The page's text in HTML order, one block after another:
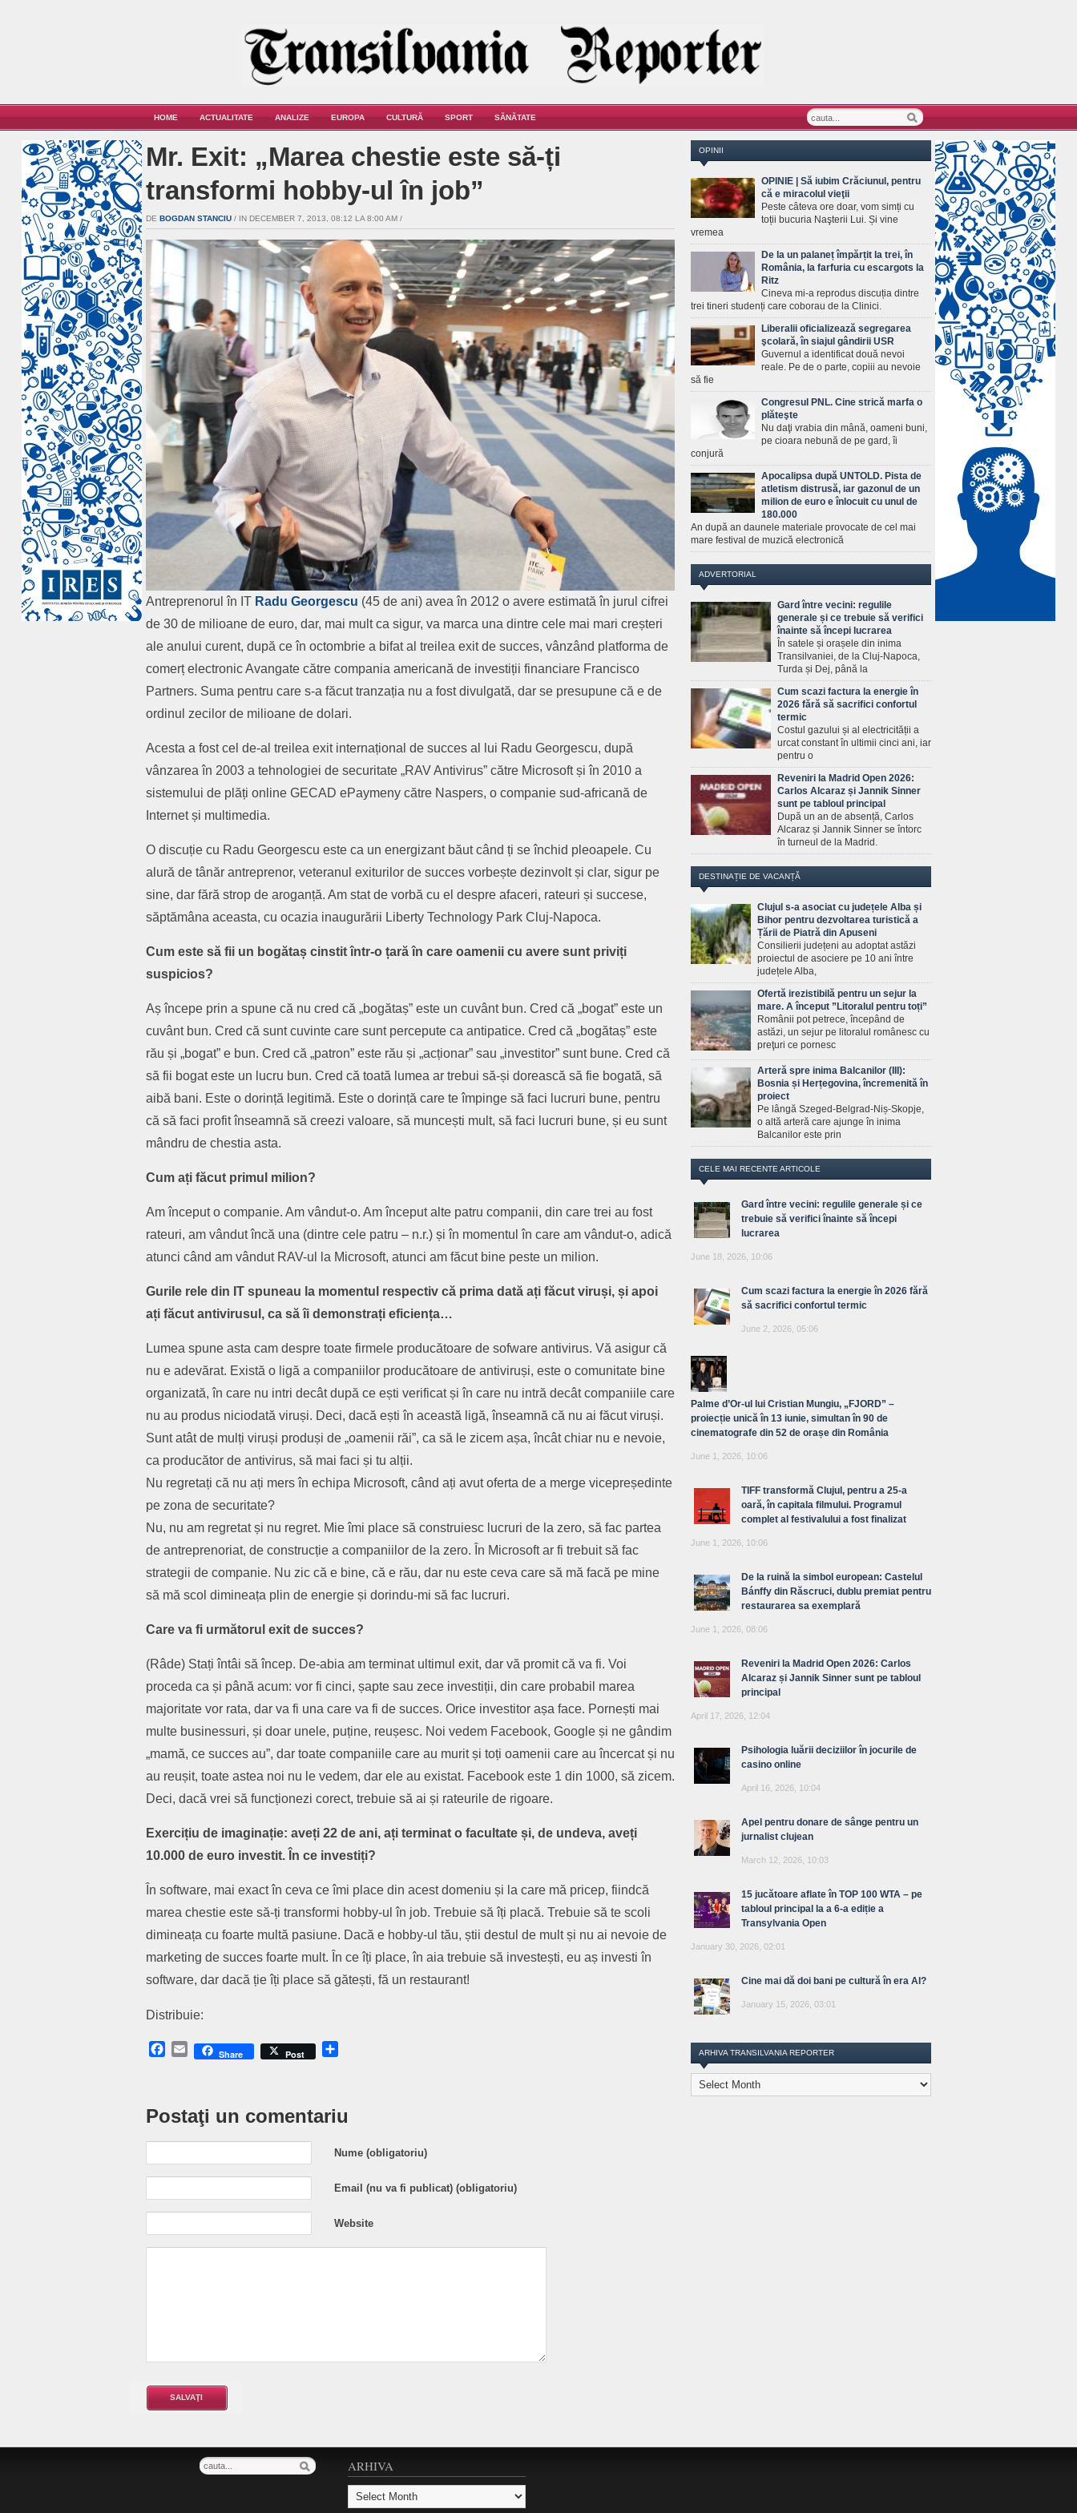
HOME ACTUALITATE ANALIZE EUROPA CULTURĂ SPORT SĂNĂTATE
Mr. Exit: „Marea chestie este să-ți
transformi hobby-ul în job”
DE BOGDAN STANCIU / IN DECEMBER 7, 2013, 08:12 LA 8:00 AM /
Antreprenorul în IT Radu Georgescu (45 de ani) avea în 2012 o avere estimată în jurul cifrei
de 30 de milioane de euro, dar, mai mult ca sigur, va marca una dintre cele mai mari creșteri
ale anului curent, după ce în octombrie a bifat al treilea exit de succes, vânzând platforma de
comerț electronic Avangate către compania americană de investiții financiare Francisco
Partners. Suma pentru care s-a făcut tranzația nu a fost divulgată, dar se presupune că e de
ordinul zecilor de milioane de dolari.
Acesta a fost cel de-al treilea exit internațional de succes al lui Radu Georgescu, după
vânzarea în 2003 a tehnologiei de securitate „RAV Antivirus” către Microsoft și în 2010 a
sistemului de plăți online GECAD ePaymeny către Naspers, o companie sud-africană de
Internet și multimedia.
O discuție cu Radu Georgescu este ca un energizant băut când ți se închid pleoapele. Cu
alură de tânăr antreprenor, veteranul exiturilor de succes vorbește dezinvolt și clar, sigur pe
sine, dar fără strop de aroganță. Am stat de vorbă cu el despre afaceri, rateuri și succese,
săptămâna aceasta, cu ocazia inaugurării Liberty Technology Park Cluj-Napoca.
Cum este să fii un bogătaș cinstit într-o țară în care oamenii cu avere sunt priviți
suspicios?
Aș începe prin a spune că nu cred că „bogătaș” este un cuvânt bun. Cred că „bogat” este un
cuvânt bun. Cred că sunt cuvinte care sunt percepute ca antipatice. Cred că „bogătaș” este
rău și „bogat” e bun. Cred că „patron” este rău și „acționar” sau „investitor” sunt bune. Cred că
să fii bogat este un lucru bun. Cred că toată lumea ar trebui să-și dorească să fie bogată, să
aibă bani. Este o dorință legitimă. Este o dorință care te împinge să faci lucruri bune, pentru
că să faci profit înseamnă să creezi valoare, să muncești mult, să faci lucruri bune, și eu sunt
mândru de chestia asta.
Cum ați făcut primul milion?
Am început o companie. Am vândut-o. Am început alte patru companii, din care trei au fost
rateuri, am vândut încă una (dintre cele patru – n.r.) și în momentul în care am vândut-o, adică
atunci când am vândut RAV-ul la Microsoft, atunci am făcut bine peste un milion.
Gurile rele din IT spuneau la momentul respectiv că prima dată ați făcut viruși, și apoi
ați făcut antivirusul, ca să îi demonstrați eficiența…
Lumea spune asta cam despre toate firmele producătoare de sofware antivirus. Vă asigur că
nu e adevărat. Există o ligă a companiilor producătoare de antiviruși, este o comunitate bine
organizată, în care nu intri decât după ce ești verificat și în care nu intră decât companiile care
nu au produs niciodată viruși. Deci, dacă ești în această ligă, înseamnă că nu ai făcut viruși.
Sunt atât de mulți viruși produși de „oamenii răi”, ca să le zicem așa, încât chiar nu e nevoie,
ca producător de antivirus, să mai faci și tu alții.
Nu regretați că nu ați mers în echipa Microsoft, când ați avut oferta de a merge vicepreședinte
pe zona de securitate?
Nu, nu am regretat și nu regret. Mie îmi place să construiesc lucruri de la zero, să fac partea
de antreprenoriat, de construcție a companiilor de la zero. În Microsoft ar fi trebuit să fac
strategii de companie. Nu zic că e bine, că e rău, dar nu este ceva care să mă facă pe mine
să mă scol dimineața plin de energie și dorindu-mi să fac lucruri.
Care va fi următorul exit de succes?
(Râde) Stați întâi să încep. De-abia am terminat ultimul exit, dar vă promit că va fi. Voi
proceda ca și până acum: vor fi cinci, șapte sau zece investiții, din care probabil marea
majoritate vor rata, dar va fi una care va fi de succes. Orice investitor așa face. Pornești mai
multe businessuri, și doar unele, puține, reușesc. Noi vedem Facebook, Google și ne gândim
„mamă, ce succes au”, dar toate companiile care au murit și toți oamenii care au încercat și nu
au reușit, toate astea noi nu le vedem, dar ele au existat. Facebook este 1 din 1000, să zicem.
Deci, dacă vrei să funcționezi corect, trebuie să ai și rateurile de rigoare.
Exercițiu de imaginație: aveți 22 de ani, ați terminat o facultate și, de undeva, aveți
10.000 de euro investit. În ce investiți?
În software, mai exact în ceva ce îmi place din acest domeniu și la care mă pricep, fiindcă
marea chestie este să-ți transformi hobby-ul în job. Trebuie să îți placă. Trebuie să te scoli
dimineața cu foarte multă pasiune. Dacă e hobby-ul tău, știi destul de mult și nu ai nevoie de
marketing de succes foarte mult. În ce îți place, în aia trebuie să investești, eu aș investi în
software, dar dacă ție îți place să gătești, fă un restaurant!
Distribuie:
Facebook
EmailShare Post
Postaţi un comentariu
Nume (obligatoriu)
Email (nu va fi publicat) (obligatoriu)
Website
OPINII
OPINIE | Să iubim Crăciunul, pentru
că e miracolul vieţii
Peste câteva ore doar, vom simți cu
toții bucuria Naşterii Lui. Și vine
vremea
De la un palaneț împărțit la trei, în
România, la farfuria cu escargots la
Ritz
Cineva mi-a reprodus discuția dintre
trei tineri studenți care coborau de la Clinici.
Liberalii oficializează segregarea
şcolară, în siajul gândirii USR
Guvernul a identificat două nevoi
reale. Pe de o parte, copiii au nevoie
să fie
Congresul PNL. Cine strică marfa o
plăteşte
Nu daţi vrabia din mână, oameni buni,
pe cioara nebună de pe gard, îi
conjură
Apocalipsa după UNTOLD. Pista de
atletism distrusă, iar gazonul de un
milion de euro e înlocuit cu unul de
180.000
An după an daunele materiale provocate de cel mai
mare festival de muzică electronică
ADVERTORIAL
Gard între vecini: regulile
generale și ce trebuie să verifici
înainte să începi lucrarea
În satele și orașele din inima
Transilvaniei, de la Cluj-Napoca,
Turda și Dej, până la
Cum scazi factura la energie în
2026 fără să sacrifici confortul
termic
Costul gazului și al electricității a
urcat constant în ultimii cinci ani, iar
pentru o
Reveniri la Madrid Open 2026:
Carlos Alcaraz și Jannik Sinner
sunt pe tabloul principal
După un an de absență, Carlos
Alcaraz și Jannik Sinner se întorc
în turneul de la Madrid.
DESTINAȚIE DE VACANȚĂ
Clujul s-a asociat cu județele Alba și
Bihor pentru dezvoltarea turistică a
Țării de Piatră din Apuseni
Consilierii județeni au adoptat astăzi
proiectul de asociere pe 10 ani între
județele Alba,
Ofertă irezistibilă pentru un sejur la
mare. A început ”Litoralul pentru toți”
Românii pot petrece, începând de
astăzi, un sejur pe litoralul românesc cu
preţuri ce pornesc
Arteră spre inima Balcanilor (III):
Bosnia și Herțegovina, încremenită în
proiect
Pe lângă Szeged-Belgrad-Niș-Skopje,
o altă arteră care ajunge în inima
Balcanilor este prin
CELE MAI RECENTE ARTICOLE
Gard între vecini: regulile generale și ce
trebuie să verifici înainte să începi
lucrarea
June 18, 2026, 10:06
Cum scazi factura la energie în 2026 fără
să sacrifici confortul termic
June 2, 2026, 05:06
Palme d’Or-ul lui Cristian Mungiu, „FJORD” –
proiecție unică în 13 iunie, simultan în 90 de
cinematografe din 52 de orașe din România
June 1, 2026, 10:06
TIFF transformă Clujul, pentru a 25-a
oară, în capitala filmului. Programul
complet al festivalului a fost finalizat
June 1, 2026, 10:06
De la ruină la simbol european: Castelul
Bánffy din Răscruci, dublu premiat pentru
restaurarea sa exemplară
June 1, 2026, 08:06
Reveniri la Madrid Open 2026: Carlos
Alcaraz și Jannik Sinner sunt pe tabloul
principal
April 17, 2026, 12:04
Psihologia luării deciziilor în jocurile de
casino online
April 16, 2026, 10:04
Apel pentru donare de sânge pentru un
jurnalist clujean
March 12, 2026, 10:03
15 jucătoare aflate în TOP 100 WTA – pe
tabloul principal la a 6-a ediție a
Transylvania Open
January 30, 2026, 02:01
Cine mai dă doi bani pe cultură în era AI?
January 15, 2026, 03:01
ARHIVA TRANSILVANIA REPORTER
Arhiva
Transilvania
ARHIVA
Arhiva